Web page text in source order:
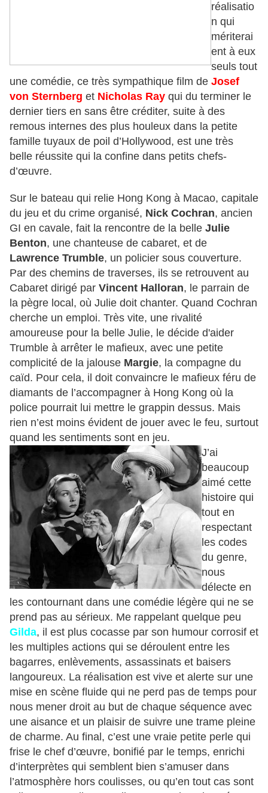
réalisatio
n qui
mériterai
ent à eux
seuls tout
une comédie, ce très sympathique film de Josef
von Sternberg et Nicholas Ray qui du terminer le
dernier tiers en sans être créditer, suite à des
remous internes des plus houleux dans la petite
famille tuyaux de poil d’Hollywood, est une très
belle réussite qui la confine dans petits chefs-
d’œuvre.
Sur le bateau qui relie Hong Kong à Macao, capitale
du jeu et du crime organisé, Nick Cochran, ancien
GI en cavale, fait la rencontre de la belle Julie
Benton, une chanteuse de cabaret, et de
Lawrence Trumble, un policier sous couverture.
Par des chemins de traverses, ils se retrouvent au
Cabaret dirigé par Vincent Halloran, le parrain de
la pègre local, où Julie doit chanter. Quand Cochran
cherche un emploi. Très vite, une rivalité
amoureuse pour la belle Julie, le décide d'aider
Trumble à arrêter le mafieux, avec une petite
complicité de la jalouse Margie, la compagne du
caïd. Pour cela, il doit convaincre le mafieux féru de
diamants de l’accompagner à Hong Kong où la
police pourrait lui mettre le grappin dessus. Mais
rien n’est moins évident de jouer avec le feu, surtout
quand les sentiments sont en jeu.
J’ai
beaucoup
aimé cette
histoire qui
tout en
respectant
les codes
du genre,
nous
délecte en
les contournant dans une comédie légère qui ne se
prend pas au sérieux. Me rappelant quelque peu
Gilda, il est plus cocasse par son humour corrosif et
les multiples actions qui se déroulent entre les
bagarres, enlèvements, assassinats et baisers
langoureux. La réalisation est vive et alerte sur une
mise en scène fluide qui ne perd pas de temps pour
nous mener droit au but de chaque séquence avec
une aisance et un plaisir de suivre une trame pleine
de charme. Au final, c’est une vraie petite perle qui
frise le chef d’œuvre, bonifié par le temps, enrichi
d’interprètes qui semblent bien s’amuser dans
l’atmosphère hors coulisses, ou qu’en tout cas sont